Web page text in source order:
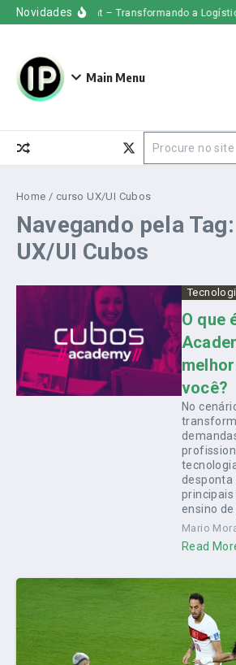
Ir para o conteúdo
Novidades
Uber Freight – Transformando a
Main Menu
Home / curso UX/UI Cubos
Navegando pela
UX/UI Cubos
O que
você?
No
desponta
ensino de
Mario
Read